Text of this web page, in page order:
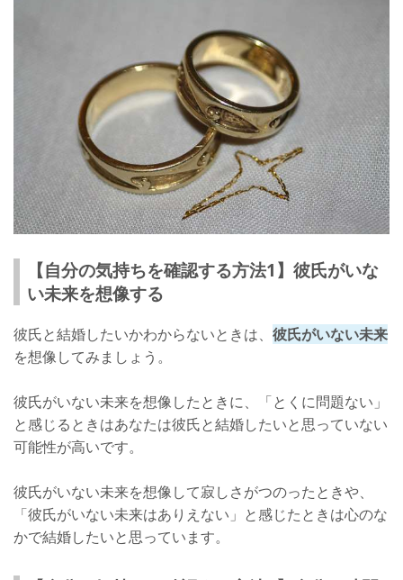
【自分の気持ちを確認する方法1】彼氏がいな
い未来を想像する
彼氏と結婚したいかわからないときは、 彼氏がいない未来
を想像してみましょう。
彼氏がいない未来を想像したときに、「とくに問題ない」
と感じるときはあなたは彼氏と結婚したいと思っていない
可能性が高いです。
彼氏がいない未来を想像して寂しさがつのったときや、
「彼氏がいない未来はありえない」と感じたときは心のな
かで結婚したいと思っています。